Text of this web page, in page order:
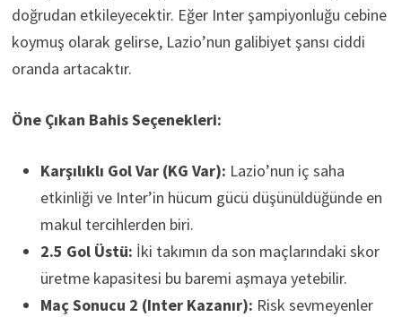
doğrudan etkileyecektir. Eğer Inter şampiyonluğu cebine
koymuş olarak gelirse, Lazio’nun galibiyet şansı ciddi
oranda artacaktır.
Öne Çıkan Bahis Seçenekleri:
Karşılıklı Gol Var (KG Var): Lazio’nun iç saha
etkinliği ve Inter’in hücum gücü düşünüldüğünde en
makul tercihlerden biri.
2.5 Gol Üstü: İki takımın da son maçlarındaki skor
üretme kapasitesi bu baremi aşmaya yetebilir.
Maç Sonucu 2 (Inter Kazanır): Risk sevmeyenler